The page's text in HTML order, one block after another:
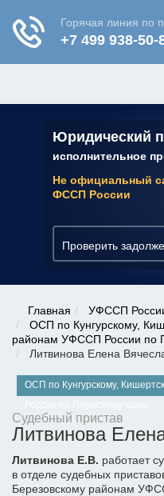
Юридический
исполнительное
Не официальный
ФССП России
Проверить
✆ 7 (800) 350-
Главная
УФССП
ОСП по Кунгурскому,
районам УФССП России по
Литвинова Елена
ОСП по Кунгурскому,
Судебный пристав
Литвинова
Литвинова Е.В. работает
в отделе судебных
Березовскому районам